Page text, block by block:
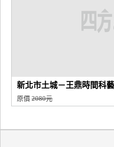
新北市土城－王鼎時間科
原價2080元